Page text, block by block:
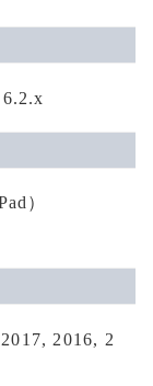
）
2016, 2